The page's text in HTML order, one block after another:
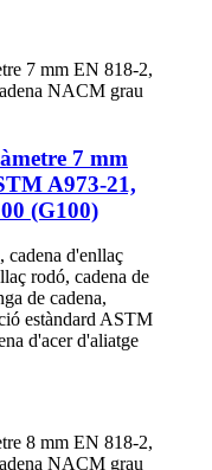
7 mm
A973-21,
(G100)
cadena d'enllaç
rodó, cadena de
de cadena,
estàndard ASTM
d'acer d'aliatge